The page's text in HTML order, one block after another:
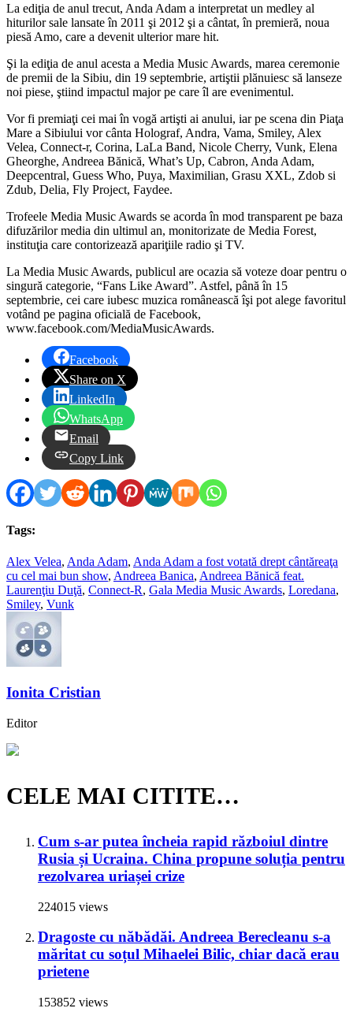
La ediţia de anul trecut, Anda Adam a interpretat un medley al
hiturilor sale lansate în 2011 şi 2012 şi a cântat, în premieră, noua
piesă Amo, care a devenit ulterior mare hit.
Şi la ediţia de anul acesta a Media Music Awards, marea ceremonie
de premii de la Sibiu, din 19 septembrie, artiştii plănuiesc să lanseze
noi piese, ştiind impactul major pe care îl are evenimentul.
Vor fi premiaţi cei mai în vogă artişti ai anului, iar pe scena din Piaţa
Mare a Sibiului vor cânta Holograf, Andra, Vama, Smiley, Alex
Velea, Connect-r, Corina, LaLa Band, Nicole Cherry, Vunk, Elena
Gheorghe, Andreea Bănică, What’s Up, Cabron, Anda Adam,
Deepcentral, Guess Who, Puya, Maximilian, Grasu XXL, Zdob si
Zdub, Delia, Fly Project, Faydee.
Trofeele Media Music Awards se acorda în mod transparent pe baza
difuzărilor media din ultimul an, monitorizate de Media Forest,
instituţia care contorizează apariţiile radio şi TV.
La Media Music Awards, publicul are ocazia să voteze doar pentru o
singură categorie, “Fans Like Award”. Astfel, până în 15
septembrie, cei care iubesc muzica românească îşi pot alege favoritul
votând pe pagina oficială de Facebook,
www.facebook.com/MediaMusicAwards.
Facebook
Share on X
LinkedIn
WhatsApp
Email
Copy Link
Tags:
Alex Velea, Anda Adam, Anda Adam a fost votată drept cântăreaţa
cu cel mai bun show, Andreea Banica, Andreea Bănică feat.
Laurenţiu Duţă, Connect-R, Gala Media Music Awards, Loredana,
Smiley, Vunk
Ionita Cristian
Editor
CELE MAI CITITE…
Cum s-ar putea încheia rapid războiul dintre
Rusia și Ucraina. China propune soluția pentru
rezolvarea uriașei crize
224015 views
Dragoste cu năbădăi. Andreea Berecleanu s-a
măritat cu soțul Mihaelei Bilic, chiar dacă erau
prietene
153852 views